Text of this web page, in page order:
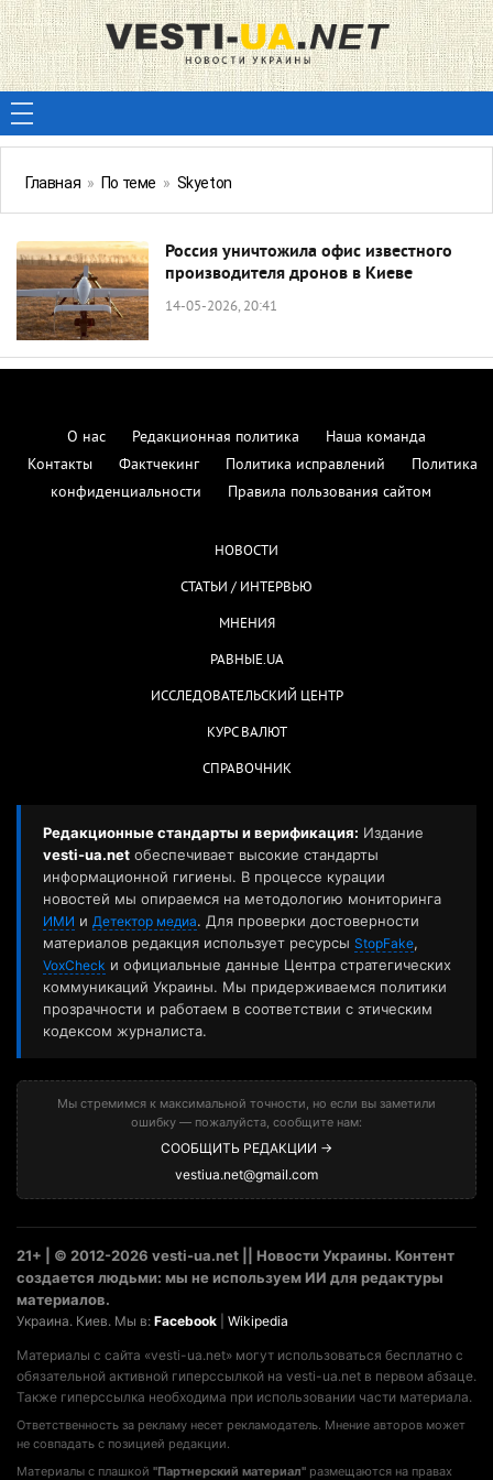
Главная » По теме » Skyeton
Россия уничтожила офис известного
производителя дронов в Киеве
14-05-2026, 20:41
О нас Редакционная политика
Наша команда
Контакты
Фактчекинг Политика исправлений
Политика
конфиденциальности
Правила пользования сайтом
НОВОСТИ
СТАТЬИ / ИНТЕРВЬЮ
МНЕНИЯ
РАВНЫЕ.UA
ИССЛЕДОВАТЕЛЬСКИЙ ЦЕНТР
КУРС ВАЛЮТ
СПРАВОЧНИК
Редакционные стандарты и верификация: Издание
vesti-ua.net обеспечивает высокие стандарты
информационной гигиены. В процессе курации
новостей мы опираемся на методологию мониторинга
ИМИ и Детектор медиа. Для проверки достоверности
материалов редакция использует ресурсы StopFake,
VoxCheck и официальные данные Центра стратегических
коммуникаций Украины. Мы придерживаемся политики
прозрачности и работаем в соответствии с этическим
кодексом журналиста.
Мы стремимся к максимальной точности, но если вы заметили
ошибку — пожалуйста, сообщите нам:
СООБЩИТЬ РЕДАКЦИИ →
vestiua.net@gmail.com
21+ | © 2012-2026 vesti-ua.net || Новости Украины. Контент
создается людьми: мы не используем ИИ для редактуры
материалов.
Украина. Киев. Мы в: Facebook Wikipedia
Материалы с сайта «vesti-ua.net» могут использоваться бесплатно с
обязательной активной гиперссылкой на vesti-ua.net в первом абзаце.
Также гиперссылка необходима при использовании части материала.
Ответственность за рекламу несет рекламодатель. Мнение авторов может
не совпадать с позицией редакции.
Материалы с плашкой "Партнерский материал" размещаются на правах